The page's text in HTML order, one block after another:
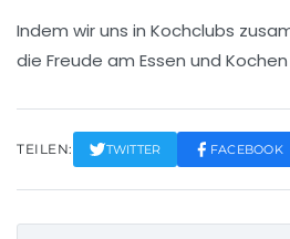
Indem wir uns in Kochclubs
die Freude am Essen und Kochen
TEILEN: TWITTER FACEBOOK